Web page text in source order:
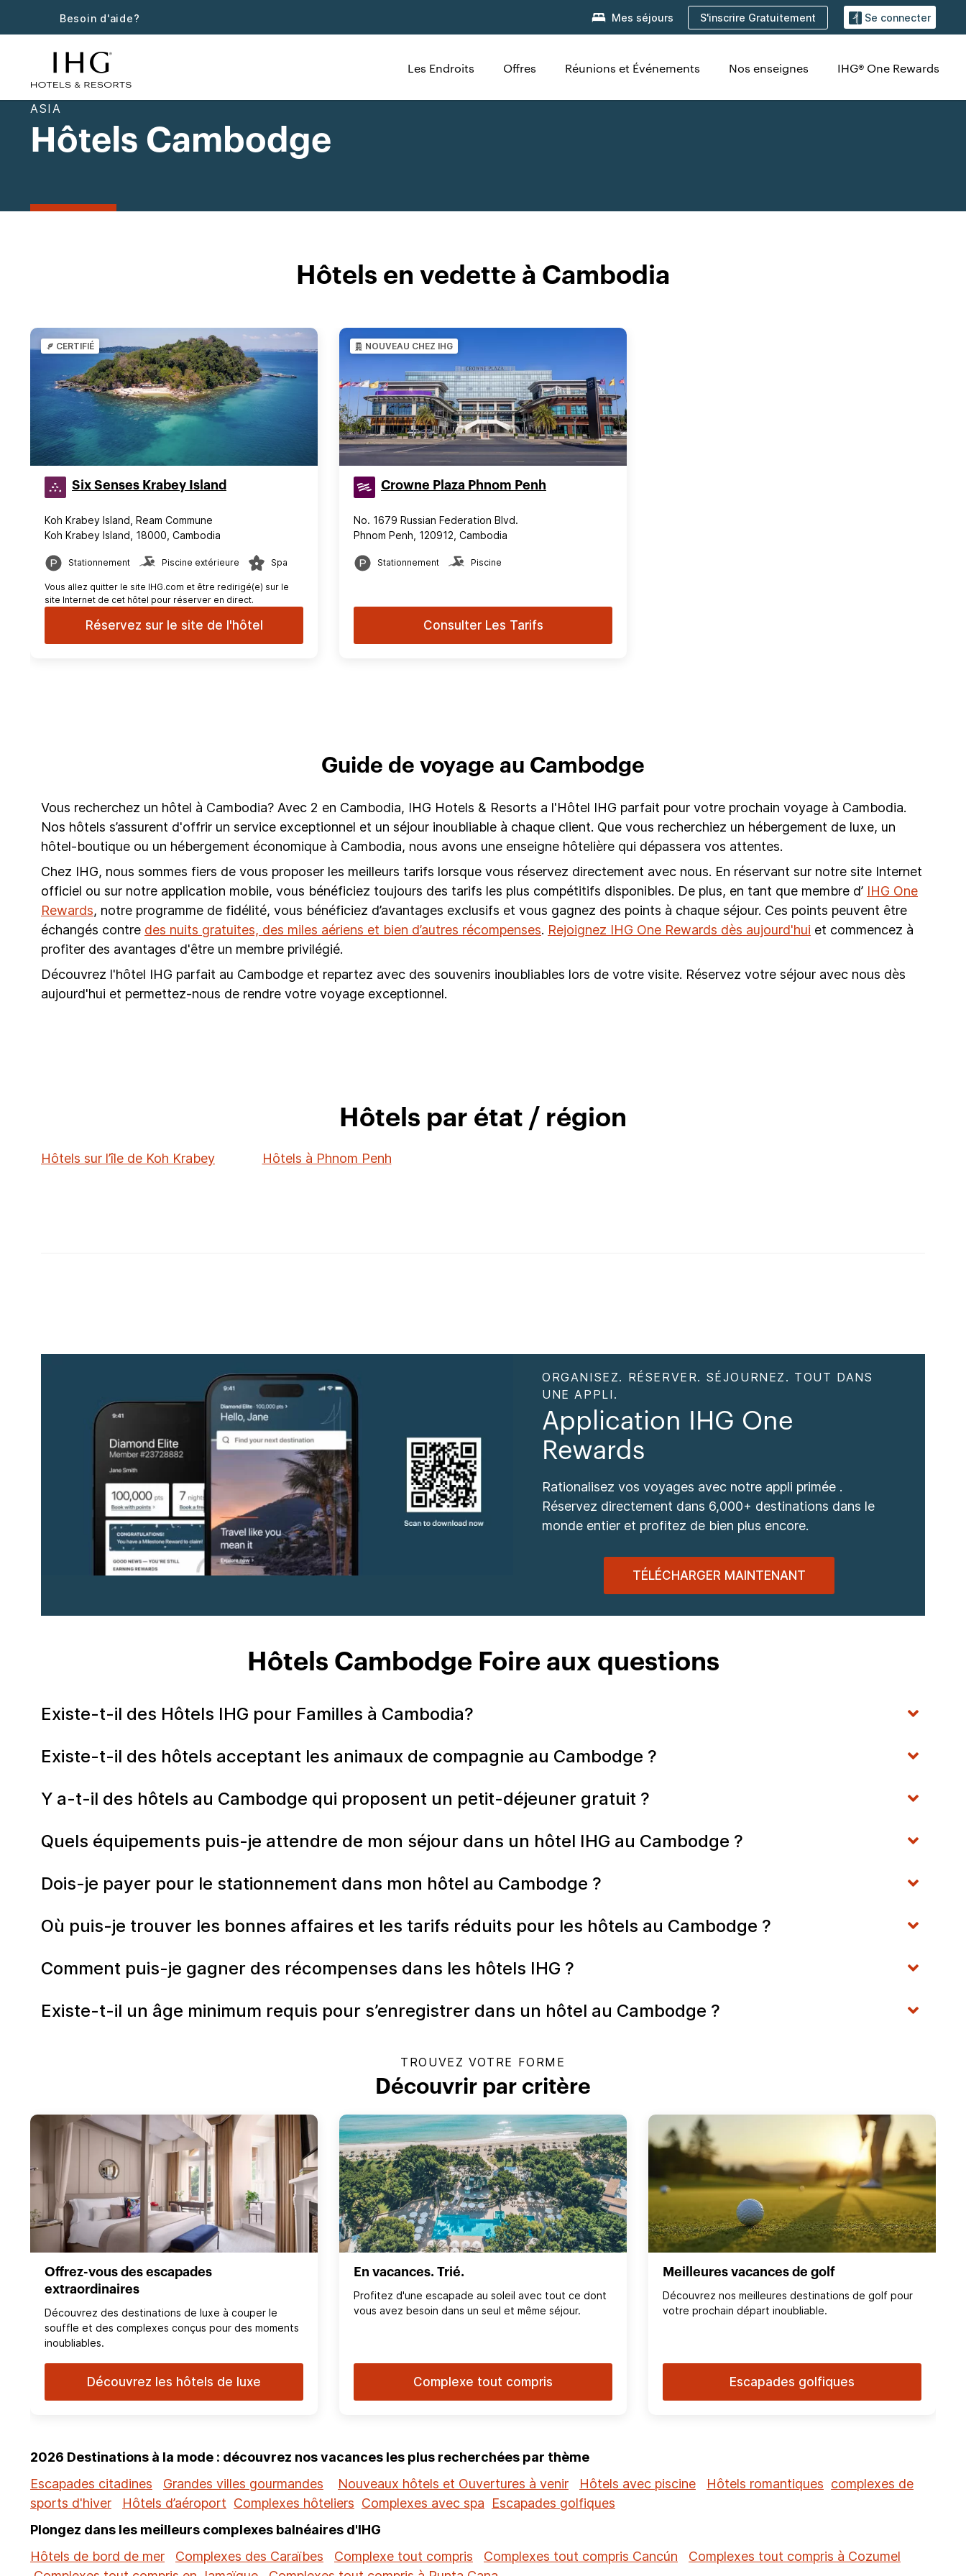
Besoin d'aide? Mes séjours S'inscrire Gratuitement Se connecter
Les Endroits Offres Réunions et Événements Nos enseignes IHG® One Rewards
ASIA
Hôtels Cambodge
Hôtels en vedette à Cambodia
CERTIFIÉ
Six Senses Krabey Island
Koh Krabey Island, Ream Commune
Koh Krabey Island, 18000, Cambodia
Stationnement Piscine extérieure Spa
Vous allez quitter le site IHG.com et être redirigé(e) sur le
site Internet de cet hôtel pour réserver en direct.
Réservez sur le site de l'hôtel
NOUVEAU CHEZ IHG
Crowne Plaza Phnom Penh
No. 1679 Russian Federation Blvd.
Phnom Penh, 120912, Cambodia
Stationnement Piscine
Consulter Les Tarifs
Guide de voyage au Cambodge
Vous recherchez un hôtel à Cambodia? Avec 2 en Cambodia, IHG Hotels & Resorts a l'Hôtel IHG parfait pour votre prochain voyage à Cambodia.
Nos hôtels s’assurent d'offrir un service exceptionnel et un séjour inoubliable à chaque client. Que vous recherchiez un hébergement de luxe, un
hôtel-boutique ou un hébergement économique à Cambodia, nous avons une enseigne hôtelière qui dépassera vos attentes.
Chez IHG, nous sommes fiers de vous proposer les meilleurs tarifs lorsque vous réservez directement avec nous. En réservant sur notre site Internet
officiel ou sur notre application mobile, vous bénéficiez toujours des tarifs les plus compétitifs disponibles. De plus, en tant que membre d’ IHG One
Rewards, notre programme de fidélité, vous bénéficiez d’avantages exclusifs et vous gagnez des points à chaque séjour. Ces points peuvent être
échangés contre des nuits gratuites, des miles aériens et bien d’autres récompenses. Rejoignez IHG One Rewards dès aujourd'hui et commencez à
profiter des avantages d'être un membre privilégié.
Découvrez l'hôtel IHG parfait au Cambodge et repartez avec des souvenirs inoubliables lors de votre visite. Réservez votre séjour avec nous dès
aujourd'hui et permettez-nous de rendre votre voyage exceptionnel.
Hôtels par état / région
Hôtels sur l’île de Koh Krabey Hôtels à Phnom Penh
ORGANISEZ. RÉSERVER. SÉJOURNEZ. TOUT DANS
UNE APPLI.
Application IHG One
Rewards
Rationalisez vos voyages avec notre appli primée .
Réservez directement dans 6,000+ destinations dans le
monde entier et profitez de bien plus encore.
TÉLÉCHARGER MAINTENANT
Hôtels Cambodge Foire aux questions
Existe-t-il des Hôtels IHG pour Familles à Cambodia?
Existe-t-il des hôtels acceptant les animaux de compagnie au Cambodge ?
Y a-t-il des hôtels au Cambodge qui proposent un petit-déjeuner gratuit ?
Quels équipements puis-je attendre de mon séjour dans un hôtel IHG au Cambodge ?
Dois-je payer pour le stationnement dans mon hôtel au Cambodge ?
Où puis-je trouver les bonnes affaires et les tarifs réduits pour les hôtels au Cambodge ?
Comment puis-je gagner des récompenses dans les hôtels IHG ?
Existe-t-il un âge minimum requis pour s’enregistrer dans un hôtel au Cambodge ?
TROUVEZ VOTRE FORME
Découvrir par critère
Offrez-vous des escapades
extraordinaires
Découvrez des destinations de luxe à couper le
souffle et des complexes conçus pour des moments
inoubliables.
Découvrez les hôtels de luxe
En vacances. Trié.
Profitez d'une escapade au soleil avec tout ce dont
vous avez besoin dans un seul et même séjour.
Complexe tout compris
Meilleures vacances de golf
Découvrez nos meilleures destinations de golf pour
votre prochain départ inoubliable.
Escapades golfiques
2026 Destinations à la mode : découvrez nos vacances les plus recherchées par thème
Escapades citadines
Grandes villes gourmandes Nouveaux hôtels et Ouvertures à venir Hôtels avec piscine Hôtels romantiques complexes de
sports d'hiver
Hôtels d’aéroport Complexes hôteliers Complexes avec spa
Escapades golfiques
Plongez dans les meilleurs complexes balnéaires d'IHG
Hôtels de bord de mer
Complexes des Caraïbes Complexe tout compris Complexes tout compris Cancún
Complexes tout compris à Cozumel